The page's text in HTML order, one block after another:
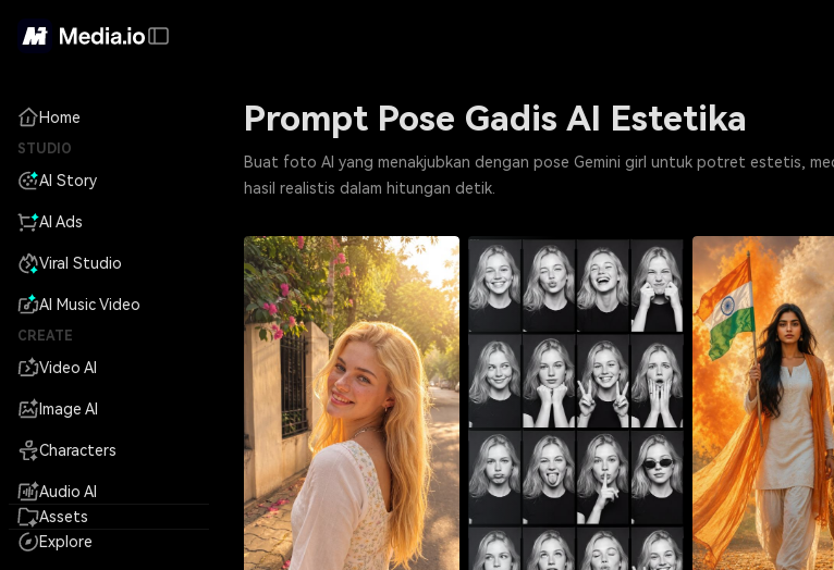
Home
STUDIO
AI Story
AI Ads
Viral Studio
AI Music Video
CREATE
Video AI
Image AI
Characters
Audio AI
Assets
Explore
Prompt Pose Gadis AI Estetika
Buat foto AI yang menakjubkan dengan pose Gemini girl untuk potret estetis,
hasil realistis dalam hitungan detik.